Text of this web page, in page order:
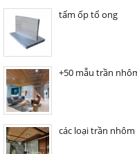
tấm ốp tổ ong
+50 mẫu trần
các loại trần